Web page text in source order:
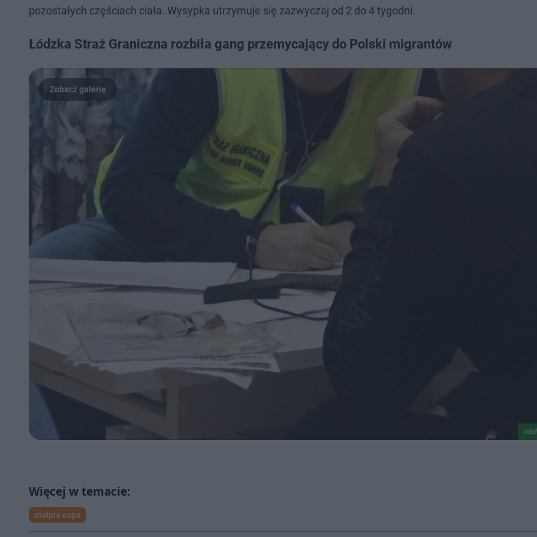
pozostałych częściach ciała. Wysypka utrzymuje się zazwyczaj od 2 do 4 tygodni.
Łódzka Straż Graniczna rozbiła gang przemycający do Polski migrantów
małpia ospa